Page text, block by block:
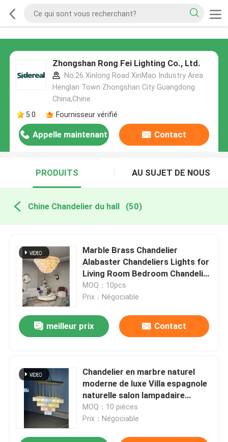
Zhongshan Rong Fei Lighting Co., Ltd.
No.26 Xinlong Road XinMao Industry Area
Henglan Town Zhongshan City Guangdong
China,Chine
5.0
Fournisseur vérifié
Appelle maintenant Contact
PRODUITS AU SUJET DE NOUS
Chine Chandelier du hall (50)
Marble Brass Chandelier
Alabaster Chandeliers Lights for
Living Room Bedroom Chandelier
Luxury
MOQ：10pcs
Prix：Négociable
meilleur prix Contact
Chandelier en marbre naturel
moderne de luxe Villa espagnole
naturelle salon lampadaire
restaurant lampe suspendue en
alabaster
MOQ：10 pièces
Prix：Négociable